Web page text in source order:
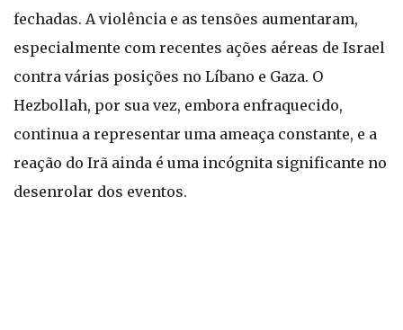
fechadas. A violência e as tensões aumentaram,
especialmente com recentes ações aéreas de Israel
contra várias posições no Líbano e Gaza. O
Hezbollah, por sua vez, embora enfraquecido,
continua a representar uma ameaça constante, e a
reação do Irã ainda é uma incógnita significante no
desenrolar dos eventos.